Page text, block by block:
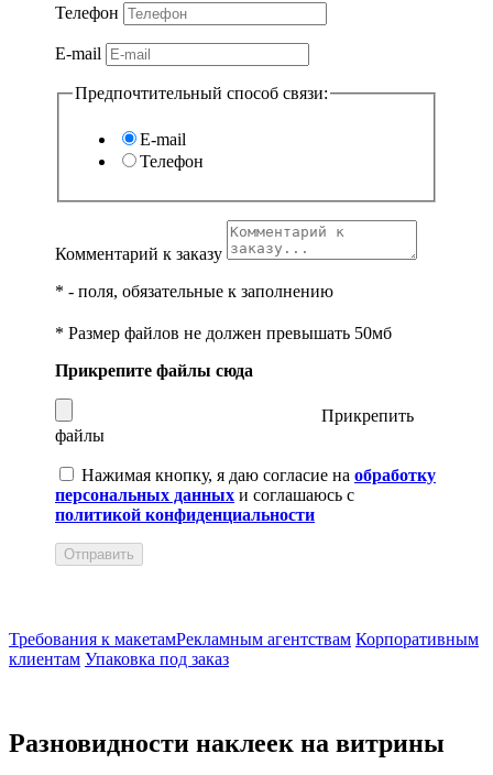
Телефон
E-mail
Предпочтительный способ связи:
E-mail
Телефон
Комментарий к заказу
* - поля, обязательные к заполнению
* Размер файлов не должен превышать 50мб
Прикрепите файлы сюда
Прикрепить
файлы
Нажимая кнопку, я даю согласие на обработку
персональных данных и соглашаюсь с
политикой конфиденциальности
Отправить
Требования к макетамРекламным агентствам Корпоративным
клиентам Упаковка под заказ
Разновидности наклеек на витрины